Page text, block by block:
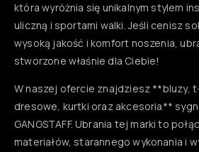
która wyróżnia się unikalnym stylem
uliczną i sportami walki. Jeśli cenisz
wysoką jakość i komfort noszenia,
stworzone właśnie dla Ciebie!
W naszej ofercie znajdziesz **bluzy,
dresowe, kurtki oraz akcesoria**
GANGSTAFF. Ubrania tej marki to
materiałów, starannego wykonania i